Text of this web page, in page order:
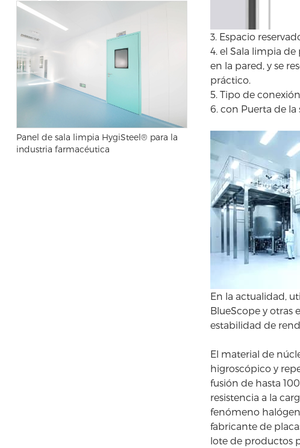
Panel de sala limpia HygiSteel® para la
industria farmacéutica
3. Espacio
4. el Sala limpia
en la pared, y se
práctico.
5. Tipo de
6. con Puerta de la
En la actualidad,
BlueScope y otras
estabilidad de
El material de
higroscópico y
fusión de hasta
resistencia a la
fenómeno
fabricante de
lote de productos